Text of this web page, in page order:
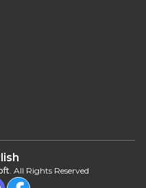
. All Rights Reserved